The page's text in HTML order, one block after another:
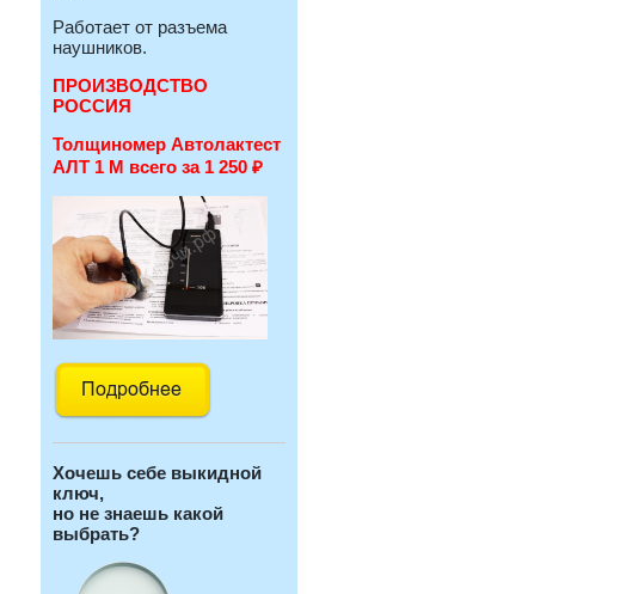
Работает от разъема
наушников.
ПРОИЗВОДСТВО
РОССИЯ
Толщиномер Автолактест
АЛТ 1 М всего за 1 250 ₽
Хочешь себе выкидной
ключ,
но не знаешь какой
выбрать?